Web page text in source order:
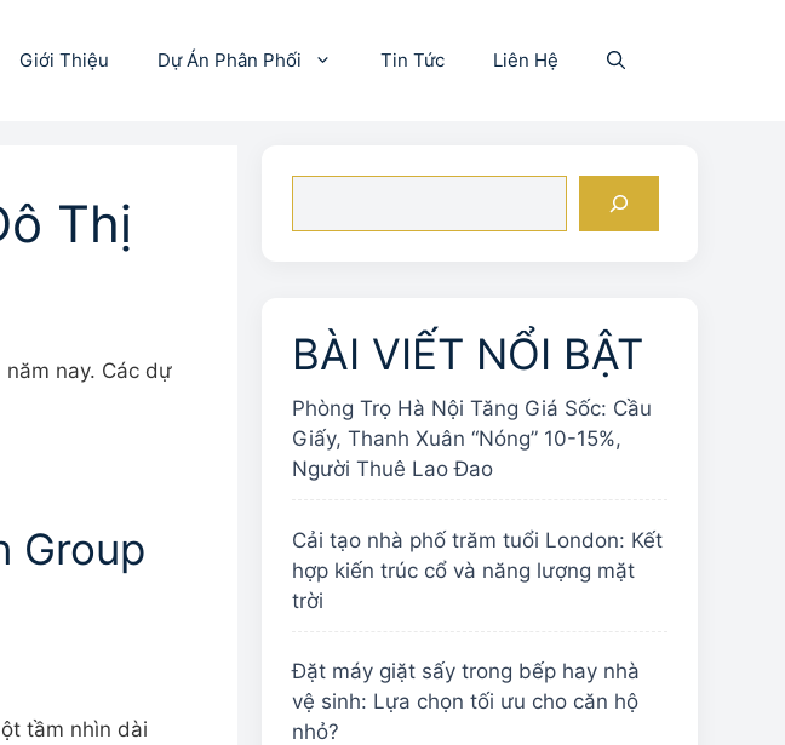
Giới Thiệu Dự Án Phân Phối Tin Tức Liên Hệ
Thị
nay. Các dự
Group
tầm nhìn dài
BÀI VIẾT NỔI BẬT
Phòng Trọ Hà Nội Tăng Giá Sốc: Cầu
Giấy, Thanh Xuân “Nóng” 10-15%,
Người Thuê Lao Đao
Cải tạo nhà phố trăm tuổi London: Kết
hợp kiến trúc cổ và năng lượng mặt
trời
Đặt máy giặt sấy trong bếp hay nhà
vệ sinh: Lựa chọn tối ưu cho căn hộ
nhỏ?